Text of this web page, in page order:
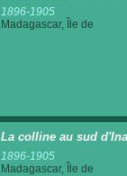
1896-1905
Madagascar, Île de
La colline au sud
1896-1905
Madagascar, Île de